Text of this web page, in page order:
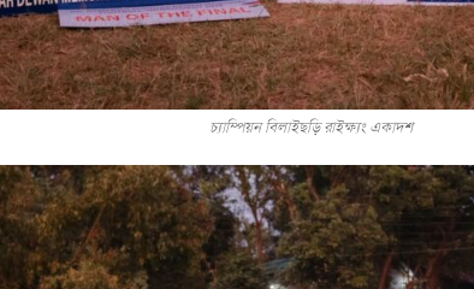
চ্যাম্পিয়ন বিলাইছড়ি রাইক্ষ্যং একাদশ